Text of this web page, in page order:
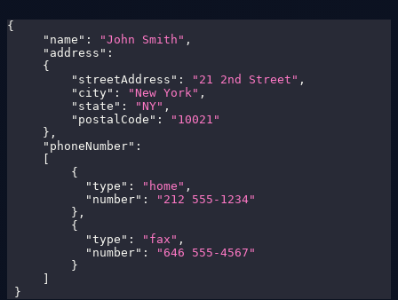
{
"name" : "John Smith" ,
"address" :
{
"streetAddress" : "21 2nd Street" ,
"city" : "New York" ,
"state" : "NY" ,
"postalCode" :
"10021"
} ,
"phoneNumber" :
[
{
"type" : "home" ,
"number" :
"212 555-1234"
} ,
{
"type" : "fax" ,
"number" :
"646 555-4567"
}
]
}